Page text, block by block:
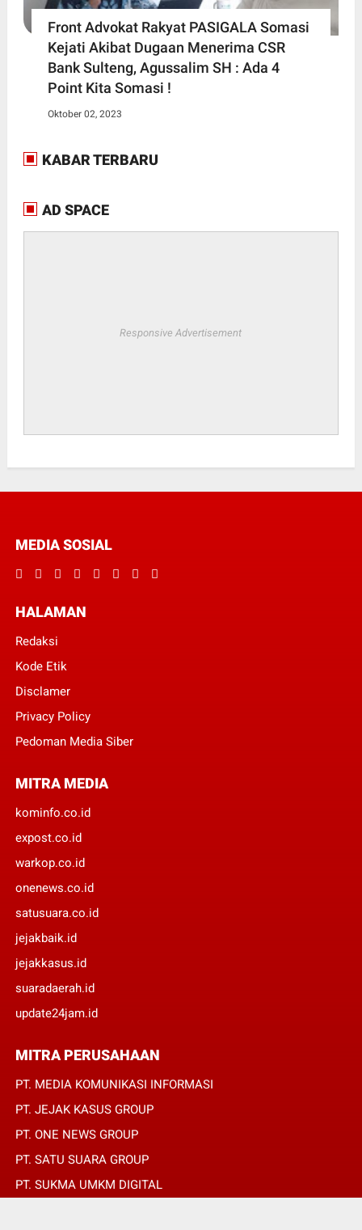
Front Advokat Rakyat PASIGALA Somasi
Kejati Akibat Dugaan Menerima CSR
Bank Sulteng, Agussalim SH : Ada 4
Point Kita Somasi !
Oktober 02, 2023
KABAR TERBARU
AD SPACE
Responsive Advertisement
MEDIA SOSIAL
HALAMAN
Redaksi
Kode Etik
Disclamer
Privacy Policy
Pedoman Media Siber
MITRA MEDIA
kominfo.co.id
expost.co.id
warkop.co.id
onenews.co.id
satusuara.co.id
jejakbaik.id
jejakkasus.id
suaradaerah.id
update24jam.id
MITRA PERUSAHAAN
PT. MEDIA KOMUNIKASI INFORMASI
PT. JEJAK KASUS GROUP
PT. ONE NEWS GROUP
PT. SATU SUARA GROUP
PT. SUKMA UMKM DIGITAL